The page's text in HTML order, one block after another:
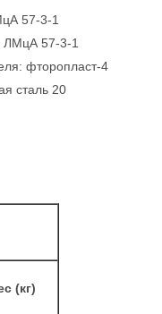
57-3-1
ЛМцА 57-3-1
фторопласт-4
сталь 20
(кг)